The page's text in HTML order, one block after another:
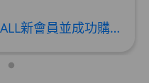
介紹好友登記成為ZINOMALL新會員並成功購物，您即可獲得$50Mall Dollar現金回贈，你的好友亦可同時獲得$50Mall Dollar現金回贈。 **舊會員必須完成首張訂單才可開通邀請好友獎賞計劃** 1. 舊會員可於 我的帳戶>>>邀請好友獎賞 中找到 好友推薦碼 (紅圈位置) 2. 會員可複製好友推薦碼並透過 Whatsapp / Facebook / Email分享給自己好友。推薦好友次數不限，介紹愈多新朋友，可獲得愈多Mall Dollar現金回贈。 3. 好友